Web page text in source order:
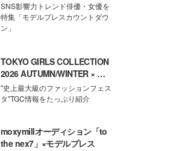
SNS影響力トレンド俳優・女優を
特集「モデルプレスカウントダウ
ン」
TOKYO GIRLS COLLECTION
2026 AUTUMN/WINTER × モ
デルプレス
"史上最大級のファッションフェス
タ"TGC情報をたっぷり紹介
moxymillオーディション「to
the nex7」×モデルプレス